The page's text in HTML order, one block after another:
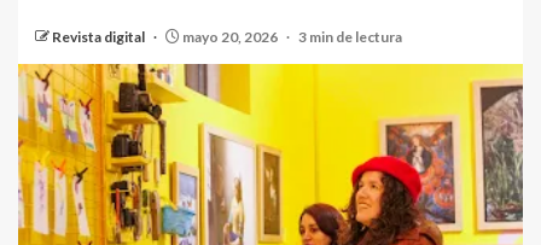
Revista digital mayo 20, 2026 3 min de lectura